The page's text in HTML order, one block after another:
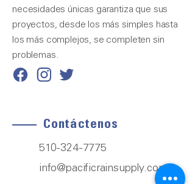
necesidades únicas garantiza que sus
proyectos, desde los más simples hasta
los más complejos, se completen sin
problemas.
Contáctenos
510-324-7775
info@pacificrainsupply.com